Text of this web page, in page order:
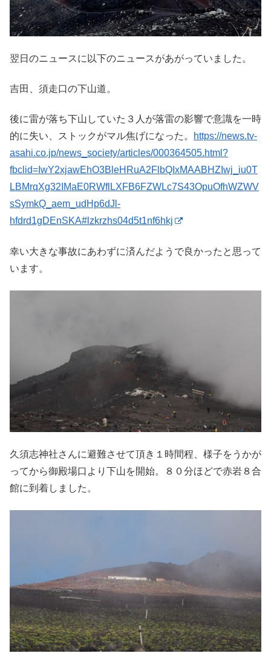
翌日のニュースに以下のニュースがあがっていました。
吉田、須走口の下山道。
後に雷が落ち下山していた３人が落雷の影響で意識を一時
的に失い、ストックがマル焦げになった。
https://news.tv-
asahi.co.jp/news_society/articles/000364505.html?
fbclid=IwY2xjawEhO3BleHRuA2FlbQIxMAABHZIwj_iu0T
LBMrqXg32IMaE0RWflLXFB6FZWLc7S43OpuOfhWZWV
sSymkQ_aem_udHp6dJl-
hfdrd1gDEnSKA#lzkrzhs04d5t1nf6hkj
幸い大きな事故にあわずに済んだようで良かったと思って
います。
久須志神社さんに避難させて頂き１時間程、様子をうかが
ってから御殿場口より下山を開始。８０分ほどで赤岩８合
館に到着しました。